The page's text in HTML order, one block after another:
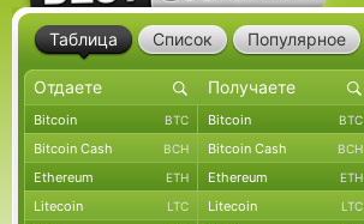
Таблица Список Популярное
Bitcoin BTC Bitcoin BTC
Bitcoin Cash BCH Bitcoin Cash BCH
Ethereum ETH Ethereum ETH
Litecoin LTC Litecoin LTC